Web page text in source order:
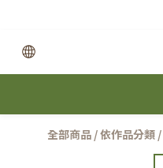
全部商品 /依作品分類 /